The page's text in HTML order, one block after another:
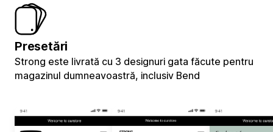
Presetări
Strong este livrată cu 3 designuri gata făcute pentru
magazinul dumneavoastră, inclusiv Bend